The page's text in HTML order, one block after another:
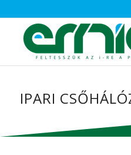
IPARI